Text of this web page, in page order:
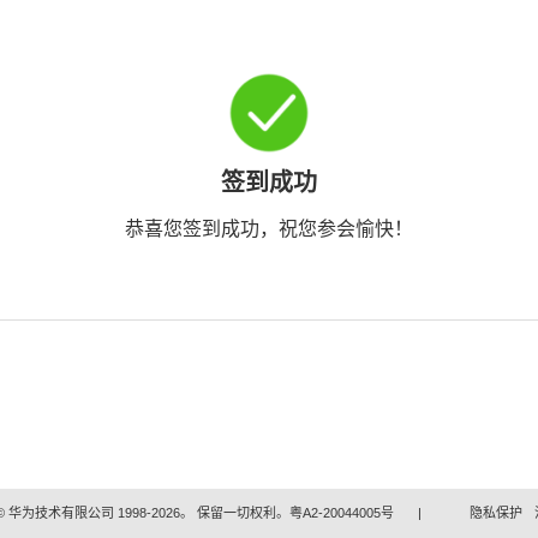
签到成功
恭喜您签到成功，祝您参会愉快！
华为技术有限公司 1998-2026。 保留一切权利。粤A2-20044005号 | 隐私保护